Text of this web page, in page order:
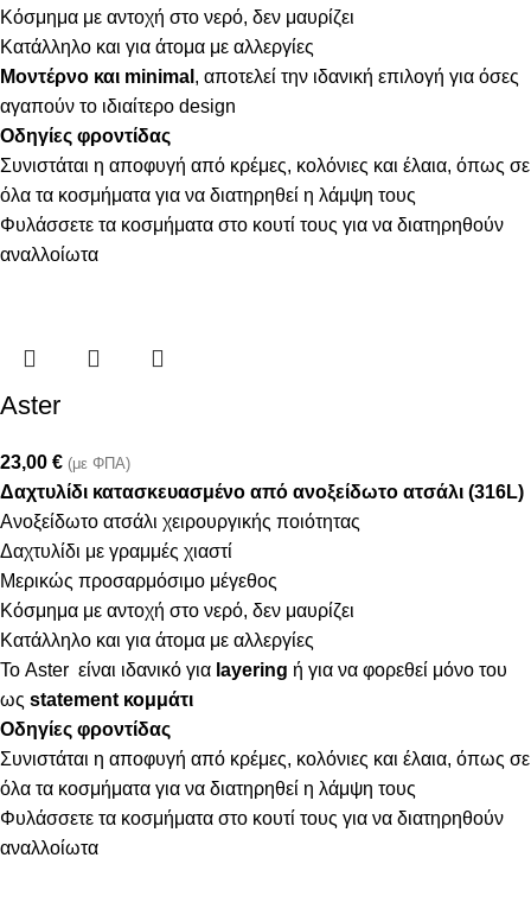
Κόσμημα με αντοχή στο νερό, δεν μαυρίζει
Κατάλληλο και για άτομα με αλλεργίες
Μοντέρνο και minimal , αποτελεί την ιδανική επιλογή για όσες
αγαπούν το ιδιαίτερο design
Οδηγίες φροντίδας
Συνιστάται η αποφυγή από κρέμες, κολόνιες και έλαια, όπως σε
όλα τα κοσμήματα για να διατηρηθεί η λάμψη τους
Φυλάσσετε τα κοσμήματα στο κουτί τους για να διατηρηθούν
αναλλοίωτα
Aster
23,00 € (με ΦΠΑ)
Δαχτυλίδι κατασκευασμένο από ανοξείδωτο ατσάλι (316L)
Ανοξείδωτο ατσάλι χειρουργικής ποιότητας
Δαχτυλίδι με γραμμές χιαστί
Μερικώς προσαρμόσιμο μέγεθος
Κόσμημα με αντοχή στο νερό, δεν μαυρίζει
Κατάλληλο και για άτομα με αλλεργίες
Το Aster είναι ιδανικό για layering ή για να φορεθεί μόνο του
ως statement κομμάτι
Οδηγίες φροντίδας
Συνιστάται η αποφυγή από κρέμες, κολόνιες και έλαια, όπως σε
όλα τα κοσμήματα για να διατηρηθεί η λάμψη τους
Φυλάσσετε τα κοσμήματα στο κουτί τους για να διατηρηθούν
αναλλοίωτα